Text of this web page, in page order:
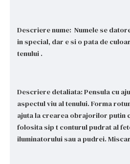
Descriere nume: Numele se
in special, dar e si o pata de
tenului .
Descriere detaliata: Pensula cu
aspectul viu al tenului. Forma
ajuta la crearea obrajorilor putin
folosita sip t conturul pudrat al
iluminatorului sau a pudrei.